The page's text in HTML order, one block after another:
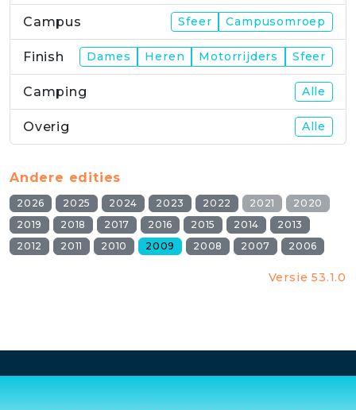
Campus Sfeer Campusomroep
Finish Dames Heren Motorrijders Sfeer
Camping Alle
Overig Alle
Andere edities
2026 2025 2024 2023 2022 2021
2020
2019
2018 2017 2016 2015 2014
2013
2012
2011 2010 2009 2008 2007 2006
Versie 53.1.0